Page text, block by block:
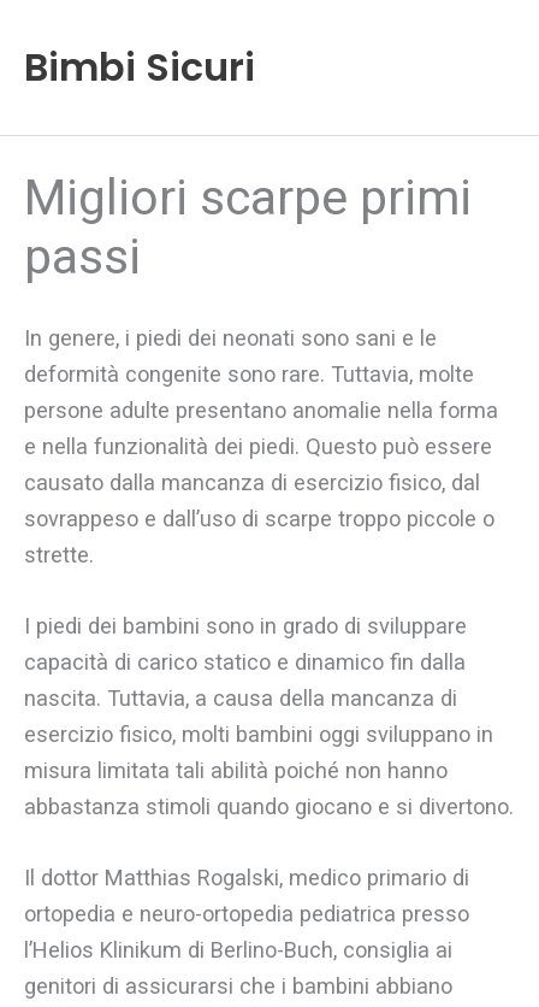
contenuto
Bimbi Sicuri
Migliori scarpe primi
passi
In genere, i piedi dei neonati sono sani e le
deformità congenite sono rare. Tuttavia, molte
persone adulte presentano anomalie nella forma
e nella funzionalità dei piedi. Questo può essere
causato dalla mancanza di esercizio fisico, dal
sovrappeso e dall’uso di scarpe troppo piccole o
strette.
I piedi dei bambini sono in grado di sviluppare
capacità di carico statico e dinamico fin dalla
nascita. Tuttavia, a causa della mancanza di
esercizio fisico, molti bambini oggi sviluppano in
misura limitata tali abilità poiché non hanno
abbastanza stimoli quando giocano e si divertono.
Il dottor Matthias Rogalski, medico primario di
ortopedia e neuro-ortopedia pediatrica presso
l’Helios Klinikum di Berlino-Buch, consiglia ai
genitori di assicurarsi che i bambini abbiano